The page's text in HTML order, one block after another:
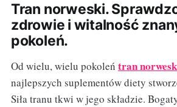
Tran norweski.
zdrowie i witalność
pokoleń.
Od wielu, wielu pokoleń tran
najlepszych suplementów diety
Siła tranu tkwi w jego składzie.